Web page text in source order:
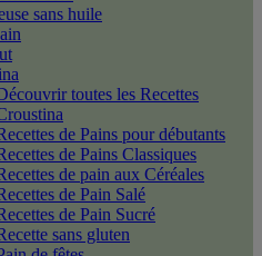
sans huile
toutes les Recettes
de Pains pour débutants
de Pains Classiques
de pain aux Céréales
de Pain Salé
de Pain Sucré
sans gluten